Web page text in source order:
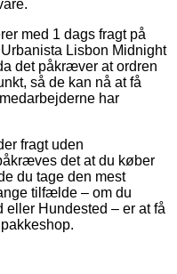
med 1 dags fragt på
Lisbon Midnight
det påkræver at ordren
så de kan nå at få
har
fragt uden
det at du køber
du tage den mest
tilfælde – om du
eller Hundested – er at få